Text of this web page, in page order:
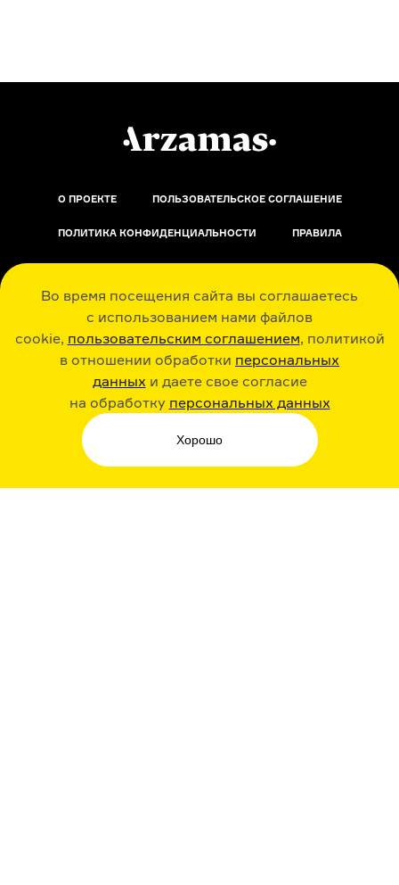
Во время посещения сайта вы соглашаетесь
с использованием нами файлов
cookie, пользовательским соглашением, политикой
в отношении обработки персональных
данных и даете свое согласие
на обработку персональных данных
Хорошо
О ПРОЕКТЕ ПОЛЬЗОВАТЕЛЬСКОЕ СОГЛАШЕНИЕ
ПОЛИТИКА КОНФИДЕНЦИАЛЬНОСТИ ПРАВИЛА
ОБРАТНАЯ СВЯЗЬ
РАДИО ARZAMAS ГУСЬГУСЬ
СТИКЕРЫ ARZAMAS